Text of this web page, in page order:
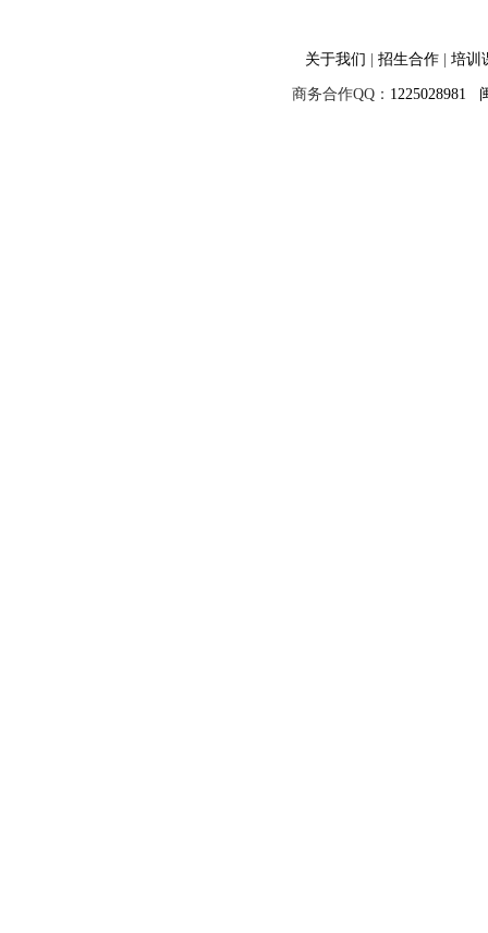
关于我们 招生合作 培训
商务合作QQ： 1225028981